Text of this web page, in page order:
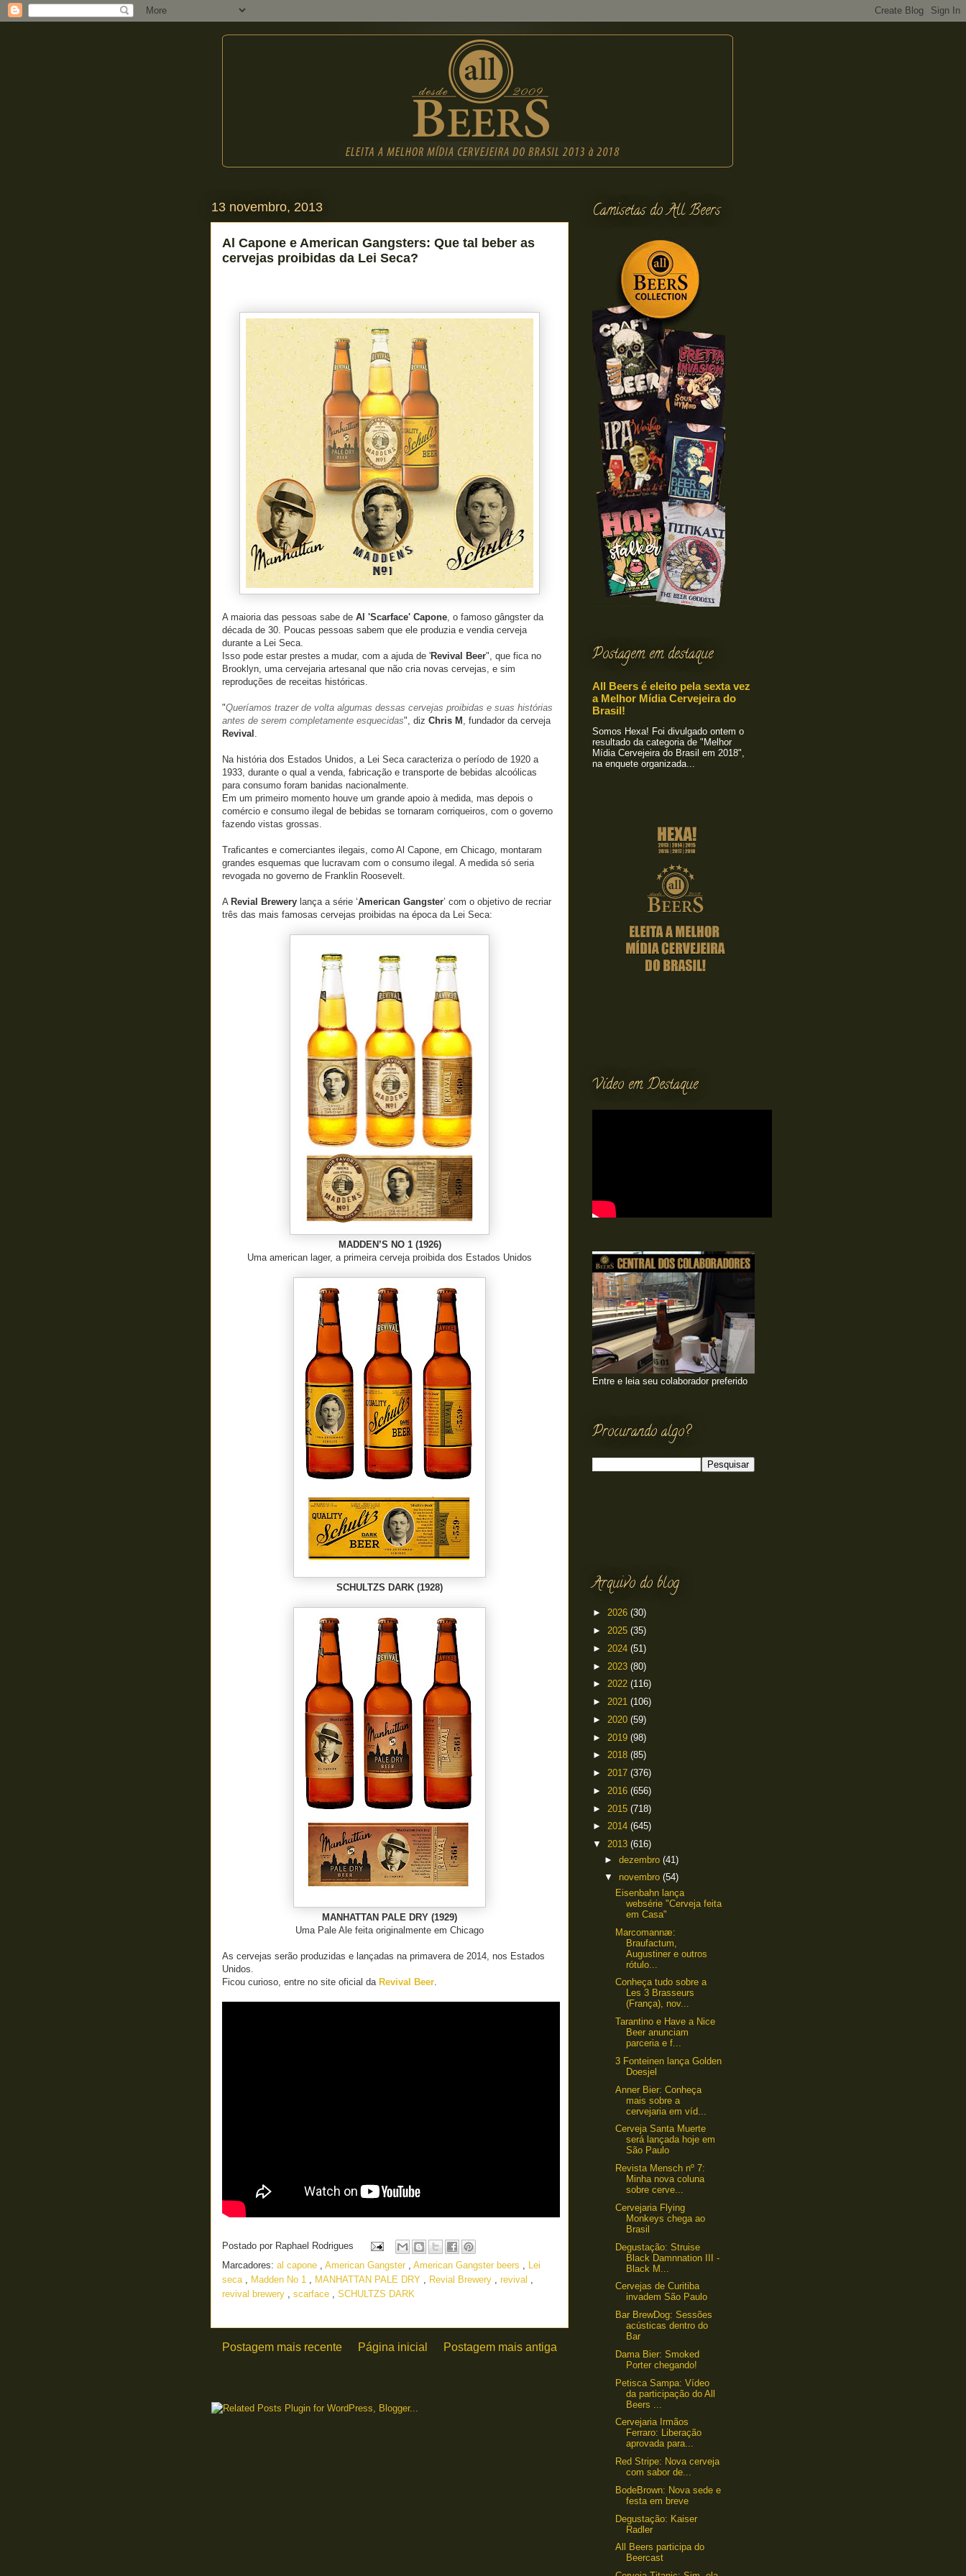
13 novembro, 2013
Al Capone e American Gangsters: Que tal beber as
cervejas proibidas da Lei Seca?
A maioria das pessoas sabe de Al 'Scarface' Capone, o famoso gângster da
década de 30. Poucas pessoas sabem que ele produzia e vendia cerveja
durante a Lei Seca.
Isso pode estar prestes a mudar, com a ajuda de 'Revival Beer", que fica no
Brooklyn, uma cervejaria artesanal que não cria novas cervejas, e sim
reproduções de receitas históricas.
"Queríamos trazer de volta algumas dessas cervejas proibidas e suas histórias
antes de serem completamente esquecidas", diz Chris M , fundador da cerveja
Revival .
Na história dos Estados Unidos, a Lei Seca caracteriza o período de 1920 a
1933, durante o qual a venda, fabricação e transporte de bebidas alcoólicas
para consumo foram banidas nacionalmente.
Em um primeiro momento houve um grande apoio à medida, mas depois o
comércio e consumo ilegal de bebidas se tornaram corriqueiros, com o governo
fazendo vistas grossas.
Traficantes e comerciantes ilegais, como Al Capone, em Chicago, montaram
grandes esquemas que lucravam com o consumo ilegal. A medida só seria
revogada no governo de Franklin Roosevelt.
A Revial Brewery lança a série ‘American Gangster’ com o objetivo de recriar
três das mais famosas cervejas proibidas na época da Lei Seca:
MADDEN’S NO 1 (1926)
Uma american lager, a primeira cerveja proibida dos Estados Unidos
SCHULTZS DARK (1928)
MANHATTAN PALE DRY (1929)
Uma Pale Ale feita originalmente em Chicago
As cervejas serão produzidas e lançadas na primavera de 2014, nos Estados
Unidos.
Ficou curioso, entre no site oficial da Revival Beer.
Postado por Raphael Rodrigues
Marcadores: al capone , American Gangster , American Gangster beers , Lei
seca , Madden No 1 , MANHATTAN PALE DRY , Revial Brewery , revival ,
revival brewery , scarface , SCHULTZS DARK
Postagem mais recente Postagem mais antiga
Página inicial
Camisetas do All Beers
Postagem em destaque
All Beers é eleito pela sexta vez
a Melhor Mídia Cervejeira do
Brasil!
Somos Hexa! Foi divulgado ontem o
resultado da categoria de "Melhor
Mídia Cervejeira do Brasil em 2018",
na enquete organizada...
Vídeo em Destaque
Entre e leia seu colaborador preferido
Procurando algo?
Arquivo do blog
► 2026 (30)
► 2025 (35)
► 2024 (51)
► 2023 (80)
► 2022 (116)
► 2021 (106)
► 2020 (59)
► 2019 (98)
► 2018 (85)
► 2017 (376)
► 2016 (656)
► 2015 (718)
► 2014 (645)
▼ 2013 (616)
► dezembro (41)
▼ novembro (54)
Eisenbahn lança
websérie "Cerveja feita
em Casa"
Marcomannæ:
Braufactum,
Augustiner e outros
rótulo...
Conheça tudo sobre a
Les 3 Brasseurs
(França), nov...
Tarantino e Have a Nice
Beer anunciam
parceria e f...
3 Fonteinen lança Golden
Doesjel
Anner Bier: Conheça
mais sobre a
cervejaria em víd...
Cerveja Santa Muerte
será lançada hoje em
São Paulo
Revista Mensch nº 7:
Minha nova coluna
sobre cerve...
Cervejaria Flying
Monkeys chega ao
Brasil
Degustação: Struise
Black Damnnation III -
Black M...
Cervejas de Curitiba
invadem São Paulo
Bar BrewDog: Sessões
acústicas dentro do
Bar
Dama Bier: Smoked
Porter chegando!
Petisca Sampa: Vídeo
da participação do All
Beers ...
Cervejaria Irmãos
Ferraro: Liberação
aprovada para...
Red Stripe: Nova cerveja
com sabor de...
BodeBrown: Nova sede e
festa em breve
Degustação: Kaiser
Radler
All Beers participa do
Beercast